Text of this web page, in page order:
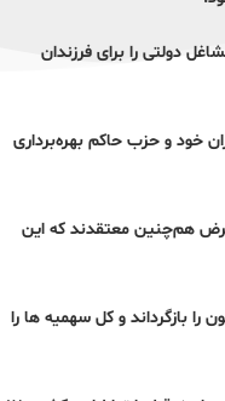
از آن آغاز شد که دادگاه عالی این کشور در پنجم ژوئن دستور بازگرداندن ۳۰ درصد مشاغل دولتی را برای فرزندان
خود و حزب حاکم بهره‌برداری
هم‌چنین معتقدند که این
سال ۲۰۱۸ سیستم سهمیه بندی را لغو کرده بود، اما دادگاه بدوی در ژوئن ۲۰۲۴ این قانون را بازگرداند و کل سهمیه ها را